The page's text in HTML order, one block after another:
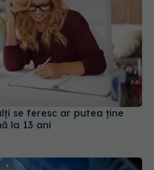
se feresc ar putea ține
la 13 ani